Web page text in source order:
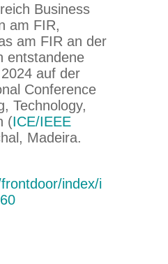
Business
am FIR,
am FIR an der
entstandene
auf der
Conference
Technology,
(ICE/IEEE
Madeira.
index/i